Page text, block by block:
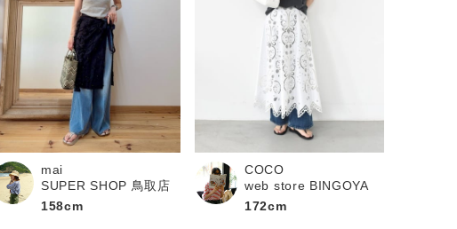
無料公式アプリダウンロード
mai
SUPER SHOP 鳥取店
158cm
COCO
web store BINGOYA
172cm